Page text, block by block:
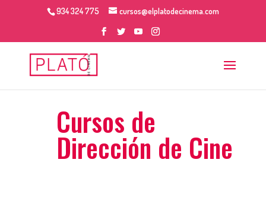
934 324 775 cursos@elplatodecinema.com
Cursos de
Dirección de Cine